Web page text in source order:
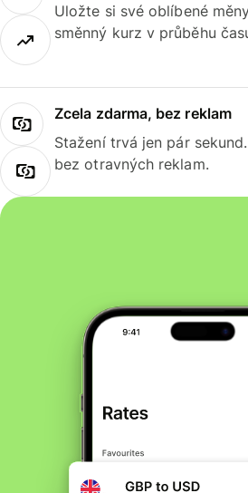
Uložte si své oblíbené
směnný kurz v průběhu
Zcela zdarma, bez reklam
Stažení trvá jen pár
bez otravných reklam.